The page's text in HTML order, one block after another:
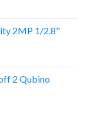
2MP 1/2.8"
2 Qubino